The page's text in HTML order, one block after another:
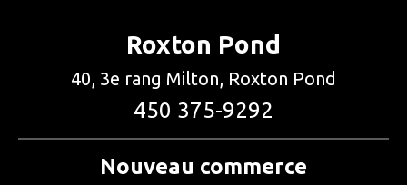
Roxton Pond
40, 3e rang Milton, Roxton Pond
450 375-9292
Nouveau commerce